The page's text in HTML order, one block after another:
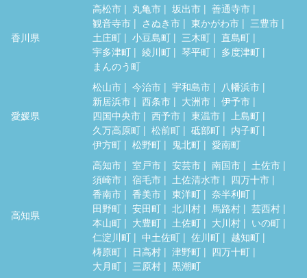
香川県
高松市 丸亀市 坂出市
善通寺市
観音寺市
さぬき市 東かがわ市
三豊市
土庄町
小豆島町 三木町
直島町
宇多津町
綾川町 琴平町
多度津町
まんのう町
愛媛県
松山市 今治市 宇和島市
八幡浜市
新居浜市
西条市 大洲市
伊予市
四国中央市
西予市 東温市
上島町
久万高原町
松前町 砥部町
内子町
伊方町
松野町 鬼北町 愛南町
高知県
高知市 室戸市 安芸市 南国市
土佐市
須崎市
宿毛市 土佐清水市
四万十市
香南市
香美市 東洋町
奈半利町
田野町
安田町 北川村 馬路村
芸西村
本山町
大豊町 土佐町 大川村
いの町
仁淀川町
中土佐町 佐川町
越知町
梼原町
日高村 津野町
四万十町
大月町
三原村 黒潮町